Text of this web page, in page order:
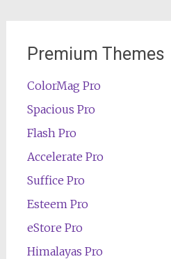
Premium Themes
ColorMag Pro
Spacious Pro
Flash Pro
Accelerate Pro
Suffice Pro
Esteem Pro
eStore Pro
Himalayas Pro